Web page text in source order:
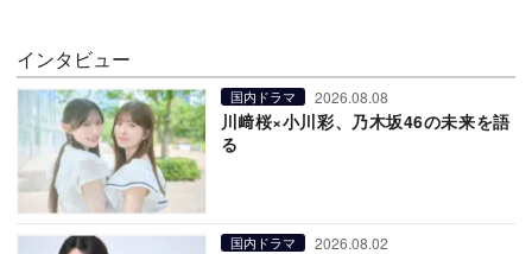
インタビュー
国内ドラマ 2026.08.08
川﨑桜×小川彩、乃木坂46の未来を語
る
国内ドラマ 2026.08.02